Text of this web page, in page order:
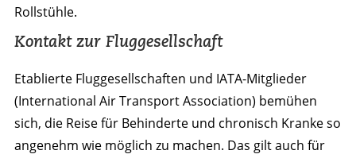
Rollstühle.
Kontakt zur Fluggesellschaft
Etablierte Fluggesellschaften und IATA-Mitglieder
(International Air Transport Association) bemühen
sich, die Reise für Behinderte und chronisch Kranke so
angenehm wie möglich zu machen. Das gilt auch für